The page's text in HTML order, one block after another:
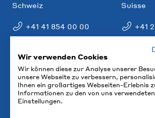
Schweiz
+41 41 854 00 00
Suisse
+41
Wir verwenden Cookies
Wir können diese zur Analyse unserer
unsere Webseite zu verbessern,
Ihnen ein großartiges Webseiten-Erlebnis
Informationen zu den von uns
Einstellungen.